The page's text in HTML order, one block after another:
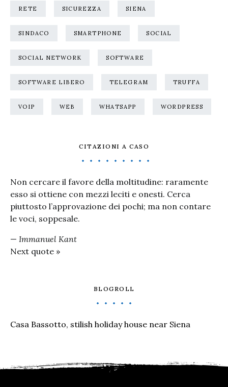
RETE SICUREZZA SIENA
SINDACO SMARTPHONE SOCIAL
SOCIAL NETWORK SOFTWARE
SOFTWARE LIBERO TELEGRAM TRUFFA
VOIP WEB WHATSAPP WORDPRESS
CITAZIONI A CASO
Non cercare il favore della moltitudine: raramente
esso si ottiene con mezzi leciti e onesti. Cerca
piuttosto l’approvazione dei pochi; ma non contare
le voci, soppesale.
— Immanuel Kant
Next quote »
BLOGROLL
Casa Bassotto, stilish holiday house near Siena